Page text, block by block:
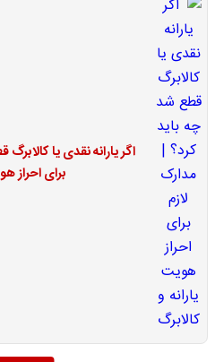
اگر یارانه نقدی یا
برای احراز